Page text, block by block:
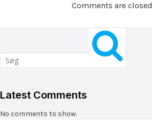
Comments are closed
Latest Comments
No comments to show.